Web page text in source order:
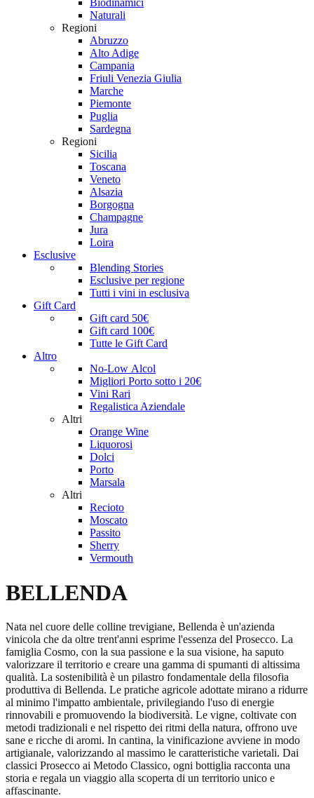
Biodinamici
Naturali
Regioni
Abruzzo
Alto Adige
Campania
Friuli Venezia Giulia
Marche
Piemonte
Puglia
Sardegna
Regioni
Sicilia
Toscana
Veneto
Alsazia
Borgogna
Champagne
Jura
Loira
Esclusive
Blending Stories
Esclusive per regione
Tutti i vini in esclusiva
Gift Card
Gift card 50€
Gift card 100€
Tutte le Gift Card
Altro
No-Low Alcol
Migliori Porto sotto i 20€
Vini Rari
Regalistica Aziendale
Altri
Orange Wine
Liquorosi
Dolci
Porto
Marsala
Altri
Recioto
Moscato
Passito
Sherry
Vermouth
BELLENDA
Nata nel cuore delle colline trevigiane, Bellenda è un'azienda
vinicola che da oltre trent'anni esprime l'essenza del Prosecco. La
famiglia Cosmo, con la sua passione e la sua visione, ha saputo
valorizzare il territorio e creare una gamma di spumanti di altissima
qualità. La sostenibilità è un pilastro fondamentale della filosofia
produttiva di Bellenda. Le pratiche agricole adottate mirano a ridurre
al minimo l'impatto ambientale, privilegiando l'uso di energie
rinnovabili e promuovendo la biodiversità. Le vigne, coltivate con
metodi tradizionali e nel rispetto dei ritmi della natura, offrono uve
sane e ricche di aromi. In cantina, la vinificazione avviene in modo
artigianale, valorizzando al massimo le caratteristiche varietali. Dai
classici Prosecco ai Metodo Classico, ogni bottiglia racconta una
storia e regala un viaggio alla scoperta di un territorio unico e
affascinante.